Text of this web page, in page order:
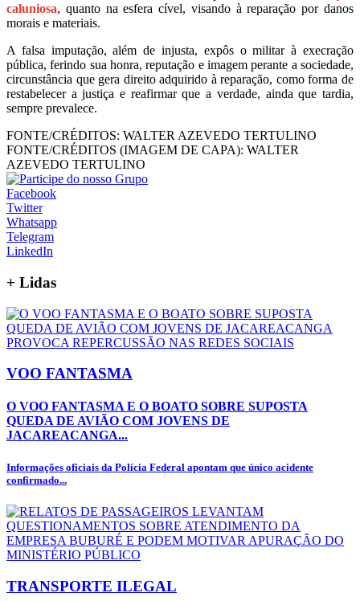
caluniosa, quanto na esfera cível, visando à reparação por danos
morais e materiais.
A falsa imputação, além de injusta, expôs o militar à execração
pública, ferindo sua honra, reputação e imagem perante a sociedade,
circunstância que gera direito adquirido à reparação, como forma de
restabelecer a justiça e reafirmar que a verdade, ainda que tardia,
sempre prevalece.
FONTE/CRÉDITOS: WALTER AZEVEDO TERTULINO
FONTE/CRÉDITOS (IMAGEM DE CAPA): WALTER
AZEVEDO TERTULINO
Facebook
Twitter
Whatsapp
Telegram
LinkedIn
+ Lidas
VOO FANTASMA
O VOO FANTASMA E O BOATO SOBRE SUPOSTA
QUEDA DE AVIÃO COM JOVENS DE
JACAREACANGA...
Informações oficiais da Polícia Federal apontam que único acidente
confirmado...
TRANSPORTE ILEGAL